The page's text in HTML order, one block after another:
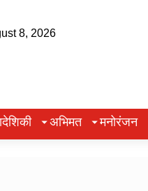
8, 2026
अभिमत मनोरंजन